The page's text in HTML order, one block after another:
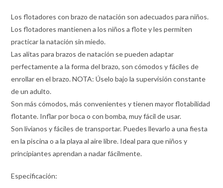
Los flotadores con brazo de natación son adecuados para niños.
Los flotadores mantienen a los niños a flote y les permiten
practicar la natación sin miedo.
Las alitas para brazos de natación se pueden adaptar
perfectamente a la forma del brazo, son cómodos y fáciles de
enrollar en el brazo. NOTA: Úselo bajo la supervisión constante
de un adulto.
Son más cómodos, más convenientes y tienen mayor flotabilidad
flotante. Inflar por boca o con bomba, muy fácil de usar.
Son livianos y fáciles de transportar. Puedes llevarlo a una fiesta
en la piscina o a la playa al aire libre. Ideal para que niños y
principiantes aprendan a nadar fácilmente.
Especificación: